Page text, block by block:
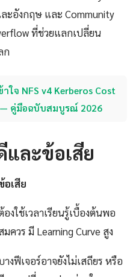
ะอังกฤษ และ Community
ที่ช่วยแลกเปลี่ยน
ก
ใจ NFS v4 Kerberos Cost
คู่มือฉบับสมบูรณ์ 2026
และข้อเสีย
อเสีย
องใช้เวลาเรียนรู้เบื้องต้นพอ
มควร มี Learning Curve สูง
างฟีเจอร์อาจยังไม่เสถียร หรือ